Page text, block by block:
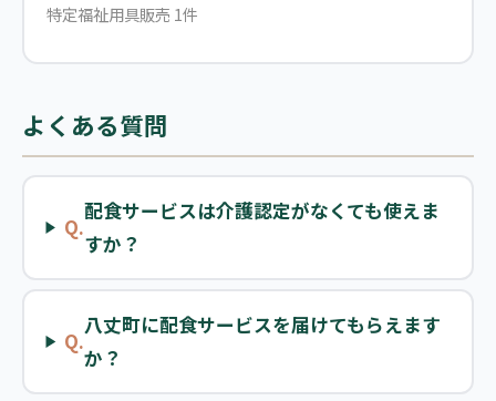
特定福祉用具販売 1件
よくある質問
Q.
配食サービスは介護認定がなくても使えま
すか？
Q.
八丈町に配食サービスを届けてもらえます
か？